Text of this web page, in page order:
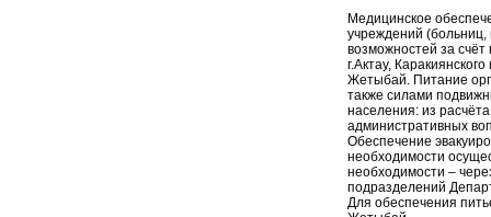
Медицинское
учреждений (больниц,
возможностей за
г.Актау,
Жетыбай. Питание
также силами
населения: из
административных
Обеспечение
необходимости
необходимости –
подразделений
Для обеспечения